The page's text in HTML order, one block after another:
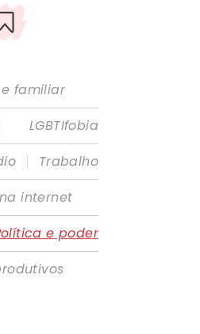
familiar
LGBTIfobia
|
Trabalho
internet
e poder